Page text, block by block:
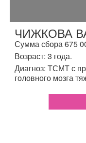
ЧИЖКОВА
Сумма сбора 675
Возраст: 3 года.
Диагноз: ТСМТ с
головного мозга